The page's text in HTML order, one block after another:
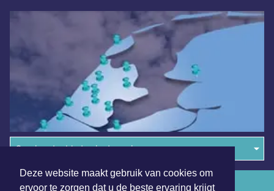
Deze website maakt gebruik van cookies om
ervoor te zorgen dat u de beste ervaring krijgt
Overige dagbladen in de regio
Algemene voorwaarden